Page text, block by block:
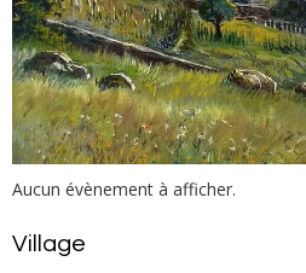
Aucun évènement à afficher.
Village